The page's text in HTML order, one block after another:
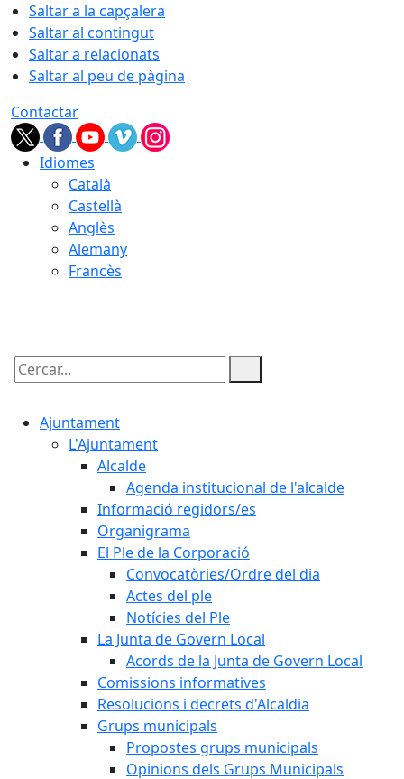
Saltar a la capçalera
Saltar al contingut
Saltar a relacionats
Saltar al peu de pàgina
Contactar
Idiomes
Català
Castellà
Anglès
Alemany
Francès
Cercar:
Ajuntament
L'Ajuntament
Alcalde
Agenda institucional de l'alcalde
Informació regidors/es
Organigrama
El Ple de la Corporació
Convocatòries/Ordre del dia
Actes del ple
Notícies del Ple
La Junta de Govern Local
Acords de la Junta de Govern Local
Comissions informatives
Resolucions i decrets d'Alcaldia
Grups municipals
Propostes grups municipals
Opinions dels Grups Municipals